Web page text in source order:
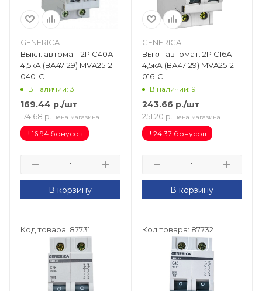
GENERICA
Выкл. автомат. 2Р С40А
4,5кА (ВА47-29) MVA25-2-
040-C
В наличии: 3
169.44 р./шт
174.68 р. цена магазина
+16.94 бонусов
В корзину
GENERICA
Выкл. автомат. 2Р С16А
4,5кА (ВА47-29) MVA25-2-
016-C
В наличии: 9
243.66 р./шт
251.20 р. цена магазина
+24.37 бонусов
В корзину
Код товара: 87731 Код товара: 87732